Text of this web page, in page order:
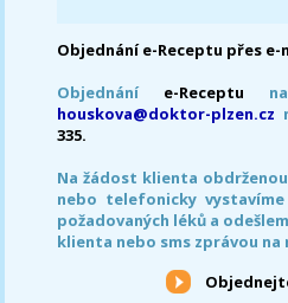
Objednání e-Receptu přes e-
Objednání e-Receptu na
houskova@doktor-plzen.cz
335.
Na žádost klienta
nebo telefonicky vystavíme
požadovaných léků a
klienta nebo sms zprávou